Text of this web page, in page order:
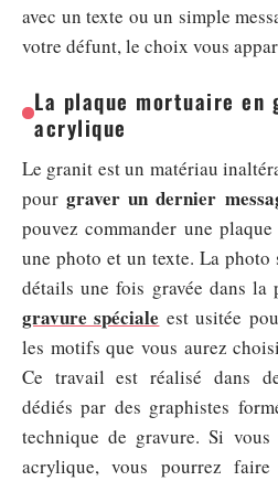
avec un texte ou un simple
votre défunt, le choix vous
La plaque mortuaire en
acrylique
Le granit est un matériau
pourgraver un dernier
pouvez commander une
une photo et un texte. La photo
détails une fois gravée dans la
gravure spéciale est usitée
les motifs que vous aurez
Ce travail est réalisé dans
dédiés par des graphistes
technique de gravure. Si
acrylique, vous pourrez